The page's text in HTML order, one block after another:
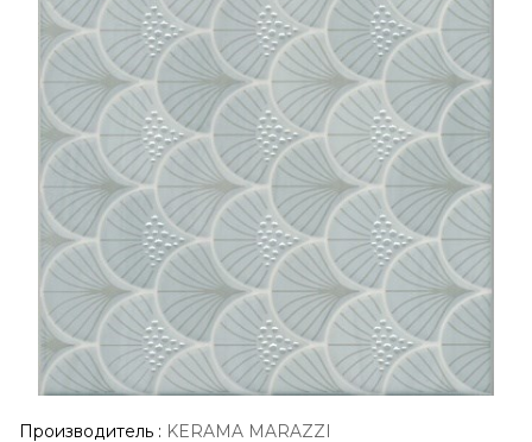
Производитель : KERAMA MARAZZI